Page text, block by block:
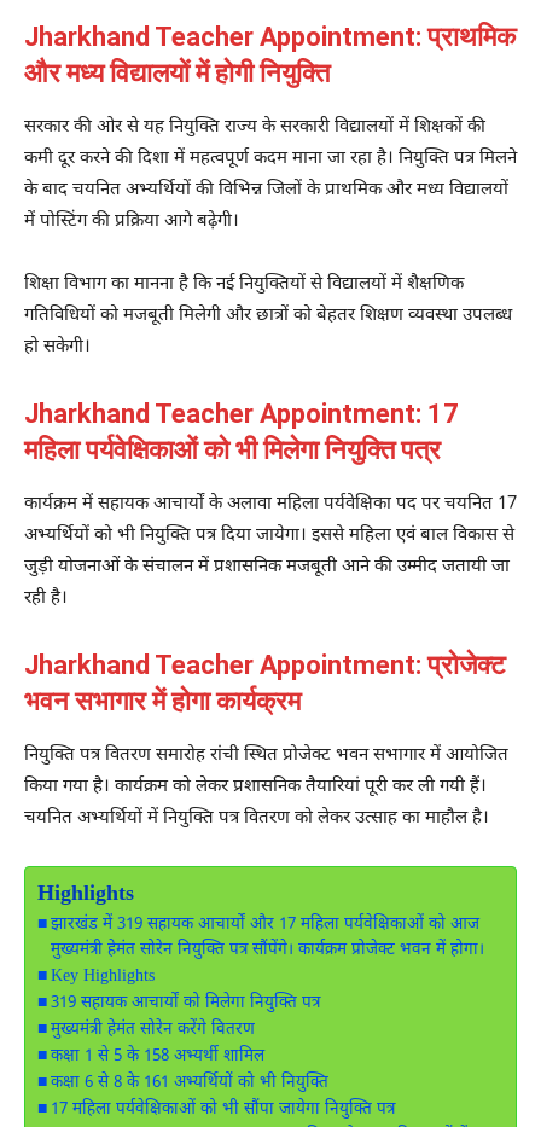
Jharkhand Teacher Appointment: प्राथमिक
और मध्य विद्यालयों में होगी नियुक्ति
सरकार की ओर से यह नियुक्ति राज्य के सरकारी विद्यालयों में शिक्षकों की
कमी दूर करने की दिशा में महत्वपूर्ण कदम माना जा रहा है। नियुक्ति पत्र मिलने
के बाद चयनित अभ्यर्थियों की विभिन्न जिलों के प्राथमिक और मध्य विद्यालयों
में पोस्टिंग की प्रक्रिया आगे बढ़ेगी।
शिक्षा विभाग का मानना है कि नई नियुक्तियों से विद्यालयों में शैक्षणिक
गतिविधियों को मजबूती मिलेगी और छात्रों को बेहतर शिक्षण व्यवस्था उपलब्ध
हो सकेगी।
Jharkhand Teacher Appointment: 17
महिला पर्यवेक्षिकाओं को भी मिलेगा नियुक्ति पत्र
कार्यक्रम में सहायक आचार्यों के अलावा महिला पर्यवेक्षिका पद पर चयनित 17
अभ्यर्थियों को भी नियुक्ति पत्र दिया जायेगा। इससे महिला एवं बाल विकास से
जुड़ी योजनाओं के संचालन में प्रशासनिक मजबूती आने की उम्मीद जतायी जा
रही है।
Jharkhand Teacher Appointment: प्रोजेक्ट
भवन सभागार में होगा कार्यक्रम
नियुक्ति पत्र वितरण समारोह रांची स्थित प्रोजेक्ट भवन सभागार में आयोजित
किया गया है। कार्यक्रम को लेकर प्रशासनिक तैयारियां पूरी कर ली गयी हैं।
चयनित अभ्यर्थियों में नियुक्ति पत्र वितरण को लेकर उत्साह का माहौल है।
Highlights
झारखंड में 319 सहायक आचार्यों और 17 महिला पर्यवेक्षिकाओं को आज
मुख्यमंत्री हेमंत सोरेन नियुक्ति पत्र सौंपेंगे। कार्यक्रम प्रोजेक्ट भवन में होगा।
Key Highlights
319 सहायक आचार्यों को मिलेगा नियुक्ति पत्र
मुख्यमंत्री हेमंत सोरेन करेंगे वितरण
कक्षा 1 से 5 के 158 अभ्यर्थी शामिल
कक्षा 6 से 8 के 161 अभ्यर्थियों को भी नियुक्ति
17 महिला पर्यवेक्षिकाओं को भी सौंपा जायेगा नियुक्ति पत्र